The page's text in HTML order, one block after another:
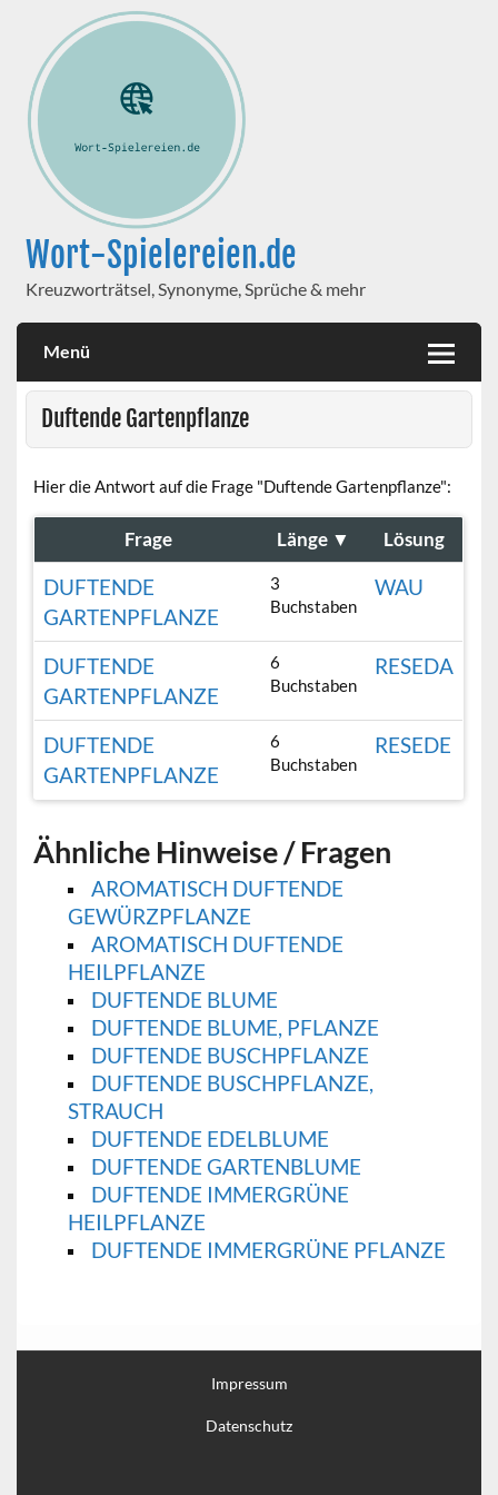
Wort-Spielereien.de
Kreuzworträtsel, Synonyme, Sprüche & mehr
Menü
Duftende Gartenpflanze
Hier die Antwort auf die Frage "Duftende Gartenpflanze":
Frage Länge ▼ Lösung
DUFTENDE
GARTENPFLANZE
3
Buchstaben
WAU
DUFTENDE
GARTENPFLANZE
6
Buchstaben
RESEDA
DUFTENDE
GARTENPFLANZE
6
Buchstaben
RESEDE
Ähnliche Hinweise / Fragen
AROMATISCH DUFTENDE
GEWÜRZPFLANZE
AROMATISCH DUFTENDE
HEILPFLANZE
DUFTENDE BLUME
DUFTENDE BLUME, PFLANZE
DUFTENDE BUSCHPFLANZE
DUFTENDE BUSCHPFLANZE,
STRAUCH
DUFTENDE EDELBLUME
DUFTENDE GARTENBLUME
DUFTENDE IMMERGRÜNE
HEILPFLANZE
DUFTENDE IMMERGRÜNE PFLANZE
Impressum
Datenschutz